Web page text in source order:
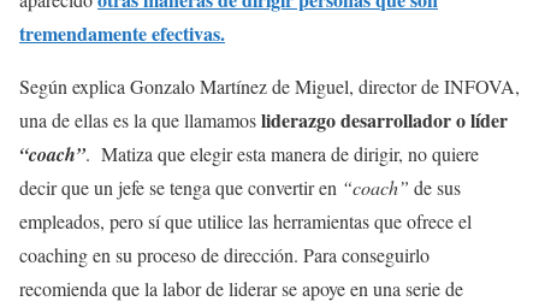
tremendamente efectivas.
Según explica Gonzalo Martínez de Miguel, director de INFOVA,
una de ellas es la que llamamosliderazgo desarrollador o líder
“coach”. Matiza que elegir esta manera de dirigir, no quiere
decir que un jefe se tenga que convertir en “coach” de sus
empleados, pero sí que utilice las herramientas que ofrece el
coaching en su proceso de dirección. Para conseguirlo
recomienda que la labor de liderar se apoye en una serie de